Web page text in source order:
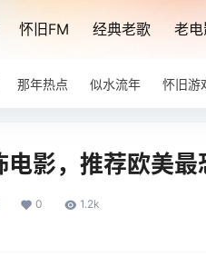
怀旧FM 经典老歌 老
那年热点 似水流年 怀旧游
影，推荐欧美
0 1.2k